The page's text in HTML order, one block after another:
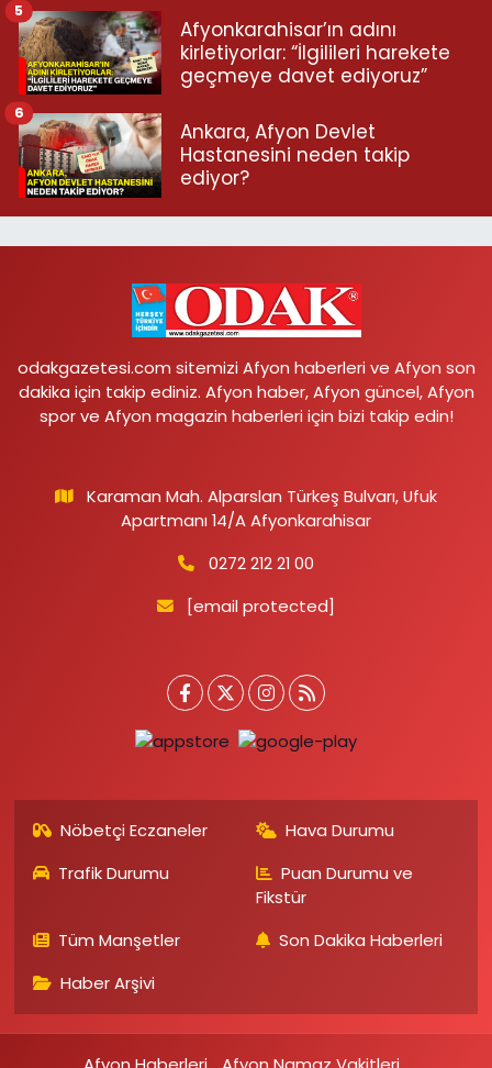
Afyonkarahisar’ın adını
kirletiyorlar: “İlgilileri harekete
geçmeye davet ediyoruz”
5
Ankara, Afyon Devlet
Hastanesini neden takip
ediyor?
6
odakgazetesi.com sitemizi Afyon haberleri ve Afyon son
dakika için takip ediniz. Afyon haber, Afyon güncel, Afyon
spor ve Afyon magazin haberleri için bizi takip edin!
Karaman Mah. Alparslan Türkeş Bulvarı, Ufuk
Apartmanı 14/A Afyonkarahisar
0272 212 21 00
[email protected]
Nöbetçi Eczaneler
Hava Durumu
Trafik Durumu
Puan Durumu ve
Fikstür
Tüm Manşetler
Son Dakika Haberleri
Haber Arşivi